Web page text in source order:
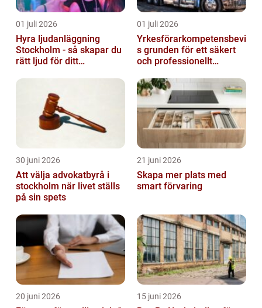
01 juli 2026
Hyra ljudanläggning
Stockholm - så skapar du
rätt ljud för ditt
01 juli 2026
Yrkesförarkompetensbevi
s grunden för ett säkert
och professionellt
30 juni 2026
Att välja advokatbyrå i
stockholm när livet ställs
på sin spets
21 juni 2026
Skapa mer plats med
smart förvaring
20 juni 2026 15 juni 2026